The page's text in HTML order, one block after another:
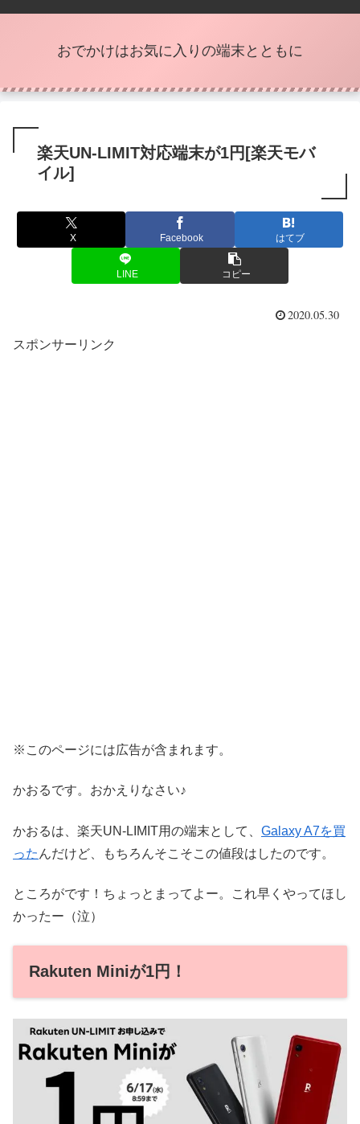
おでかけはお気に入りの端末とともに
楽天UN-LIMIT対応端末が1円[楽天モバ
イル]
X Facebook はてブ
LINE コピー
2020.05.30
スポンサーリンク
※このページには広告が含まれます。
かおるです。おかえりなさい♪
かおるは、楽天UN-LIMIT用の端末として、 Galaxy A7を買
った んだけど、もちろんそこそこの値段はしたのです。
ところがです！ちょっとまってよー。これ早くやってほし
かったー（泣）
Rakuten Miniが1円！